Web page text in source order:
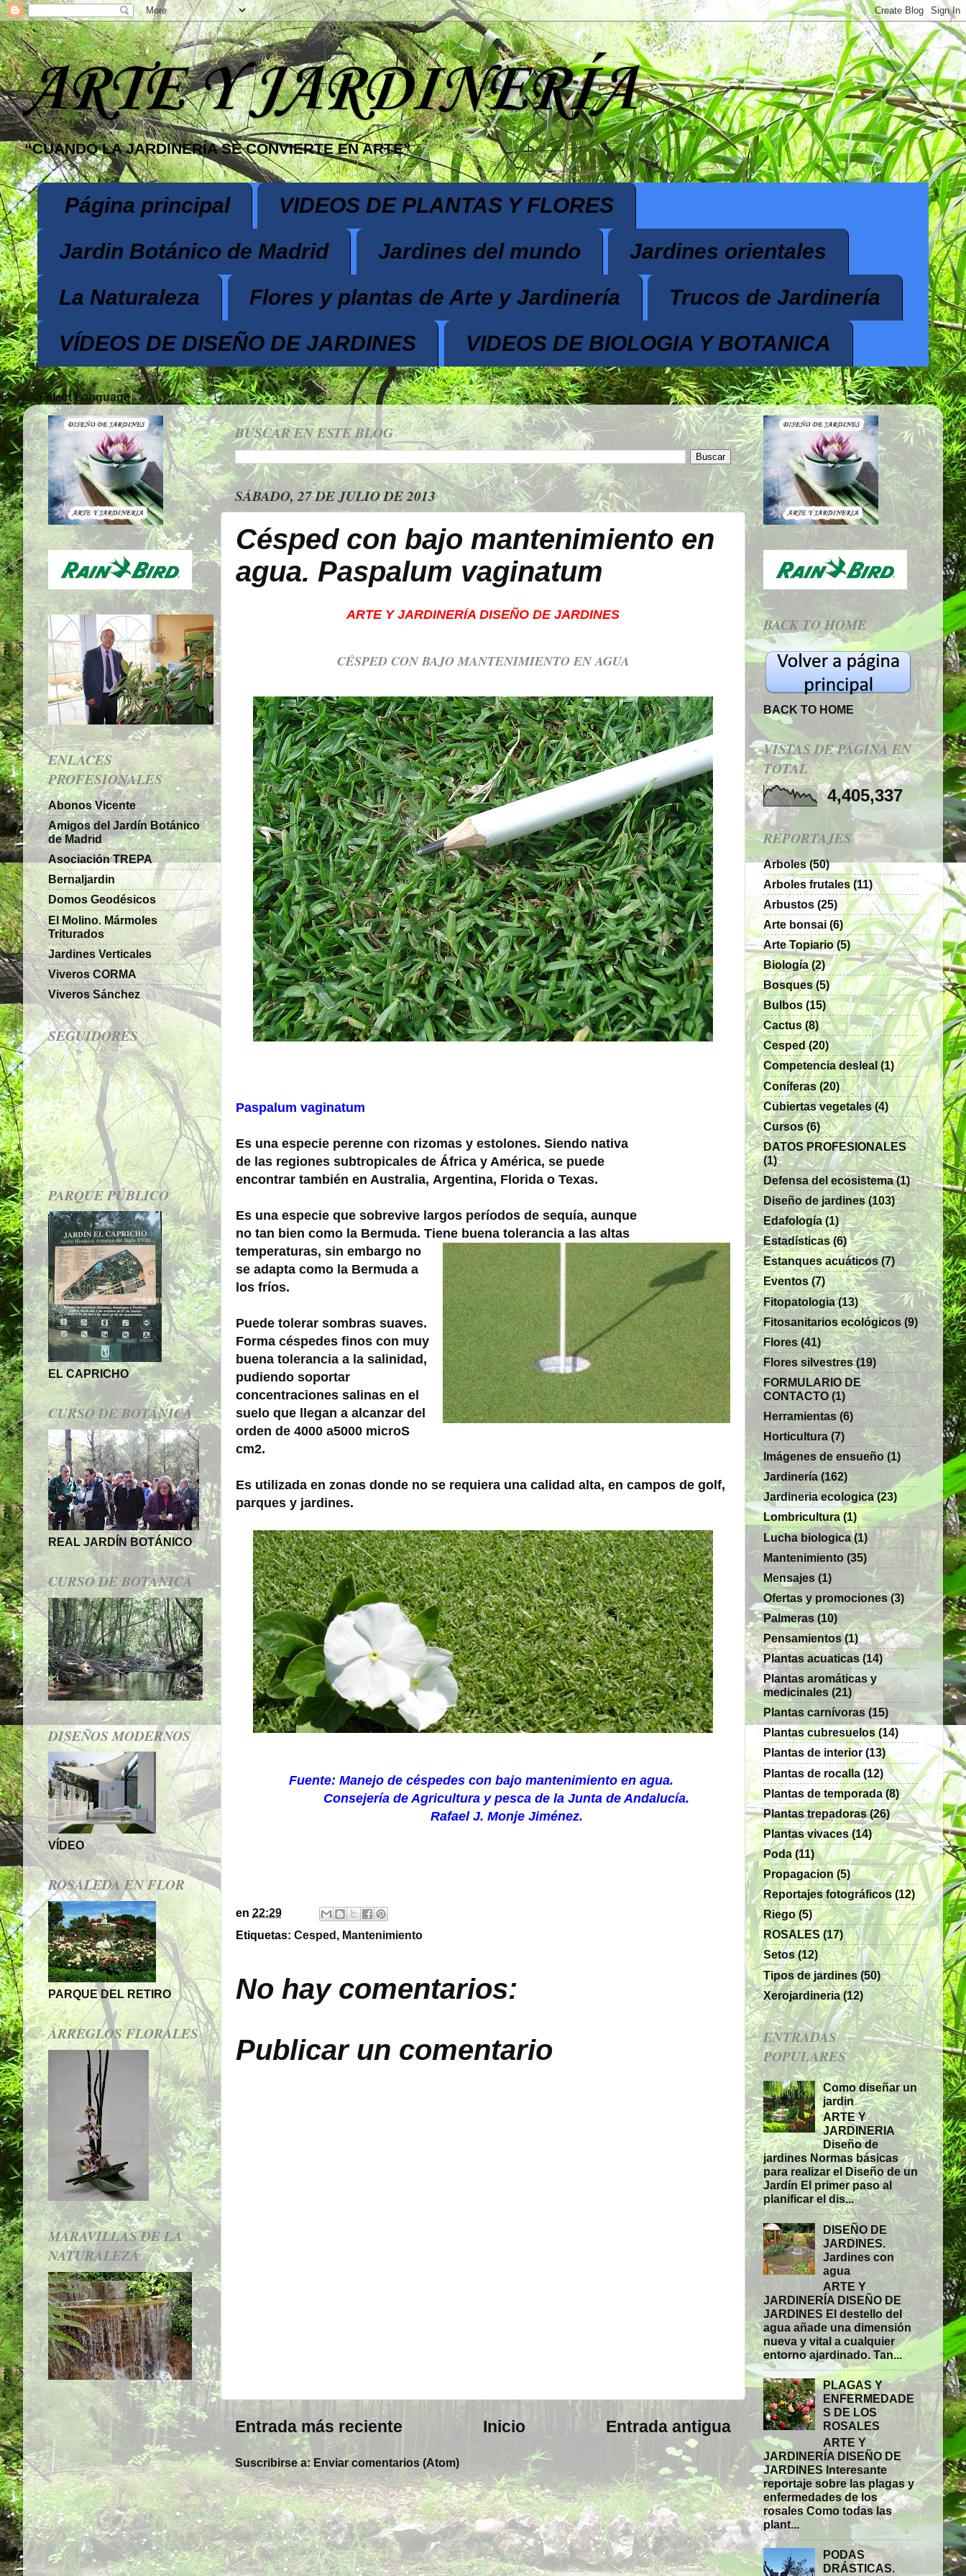
ARTE Y JARDINERÍA
“CUANDO LA JARDINERÍA SE CONVIERTE EN ARTE”
Página principal
VIDEOS DE PLANTAS Y FLORES
Jardin Botánico de Madrid
Jardines del mundo
Jardines orientales
La Naturaleza
Flores y plantas de Arte y Jardinería
Trucos de Jardinería
VÍDEOS DE DISEÑO DE JARDINES
VIDEOS DE BIOLOGIA Y BOTANICA
Select Language▼
BUSCAR EN ESTE BLOG
SÁBADO, 27 DE JULIO DE 2013
Césped con bajo mantenimiento en
agua. Paspalum vaginatum
ARTE Y JARDINERÍA DISEÑO DE JARDINES
CÉSPED CON BAJO MANTENIMIENTO EN AGUA
Paspalum vaginatum
Es una especie perenne con rizomas y estolones. Siendo nativa
de las regiones subtropicales de África y América, se puede
encontrar también en Australia, Argentina, Florida o Texas.
Es una especie que sobrevive largos períodos de sequía, aunque
no tan bien como la Bermuda. Tiene buena tolerancia a las altas
temperaturas, sin embargo no
se adapta como la Bermuda a
los fríos.
Puede tolerar sombras suaves.
Forma céspedes finos con muy
buena tolerancia a la salinidad,
pudiendo soportar
concentraciones salinas en el
suelo que llegan a alcanzar del
orden de 4000 a5000 microS
cm2.
Es utilizada en zonas donde no se requiera una calidad alta, en campos de golf,
parques y jardines.
Fuente: Manejo de céspedes con bajo mantenimiento en agua.
Consejería de Agricultura y pesca de la Junta de Andalucía.
Rafael J. Monje Jiménez.
en 22:29
Etiquetas: Cesped , Mantenimiento
No hay comentarios:
Publicar un comentario
Entrada más reciente Entrada antigua
Inicio
Suscribirse a:Enviar comentarios (Atom)
ENLACES
PROFESIONALES
Abonos Vicente
Amigos del Jardín Botánico
de Madrid
Asociación TREPA
Bernaljardin
Domos Geodésicos
El Molino. Mármoles
Triturados
Jardines Verticales
Viveros CORMA
Viveros Sánchez
SEGUIDORES
PARQUE PÚBLICO
EL CAPRICHO
CURSO DE BOTÁNICA
REAL JARDÍN BOTÁNICO
CURSO DE BOTÁNICA
DISEÑOS MODERNOS
VÍDEO
ROSALEDA EN FLOR
PARQUE DEL RETIRO
ARREGLOS FLORALES
MARAVILLAS DE LA
NATURALEZA
BACK TO HOME
BACK TO HOME
VISTAS DE PÁGINA EN
TOTAL
4,405,337
REPORTAJES
Arboles (50)
Arboles frutales (11)
Arbustos (25)
Arte bonsai (6)
Arte Topiario (5)
Biología (2)
Bosques (5)
Bulbos (15)
Cactus (8)
Cesped (20)
Competencia desleal (1)
Coníferas (20)
Cubiertas vegetales (4)
Cursos (6)
DATOS PROFESIONALES
(1)
Defensa del ecosistema (1)
Diseño de jardines (103)
Edafología (1)
Estadísticas (6)
Estanques acuáticos (7)
Eventos (7)
Fitopatologia (13)
Fitosanitarios ecológicos (9)
Flores (41)
Flores silvestres (19)
FORMULARIO DE
CONTACTO (1)
Herramientas (6)
Horticultura (7)
Imágenes de ensueño (1)
Jardinería (162)
Jardineria ecologica (23)
Lombricultura (1)
Lucha biologica (1)
Mantenimiento (35)
Mensajes (1)
Ofertas y promociones (3)
Palmeras (10)
Pensamientos (1)
Plantas acuaticas (14)
Plantas aromáticas y
medicinales (21)
Plantas carnívoras (15)
Plantas cubresuelos (14)
Plantas de interior (13)
Plantas de rocalla (12)
Plantas de temporada (8)
Plantas trepadoras (26)
Plantas vivaces (14)
Poda (11)
Propagacion (5)
Reportajes fotográficos (12)
Riego (5)
ROSALES (17)
Setos (12)
Tipos de jardines (50)
Xerojardineria (12)
ENTRADAS
POPULARES
Como diseñar un
jardin
ARTE Y
JARDINERIA
Diseño de
jardines Normas básicas
para realizar el Diseño de un
Jardín El primer paso al
planificar el dis...
DISEÑO DE
JARDINES.
Jardines con
agua
ARTE Y
JARDINERÍA DISEÑO DE
JARDINES El destello del
agua añade una dimensión
nueva y vital a cualquier
entorno ajardinado. Tan...
PLAGAS Y
ENFERMEDADE
S DE LOS
ROSALES
ARTE Y
JARDINERÍA DISEÑO DE
JARDINES Interesante
reportaje sobre las plagas y
enfermedades de los
rosales Como todas las
plant...
PODAS
DRÁSTICAS.